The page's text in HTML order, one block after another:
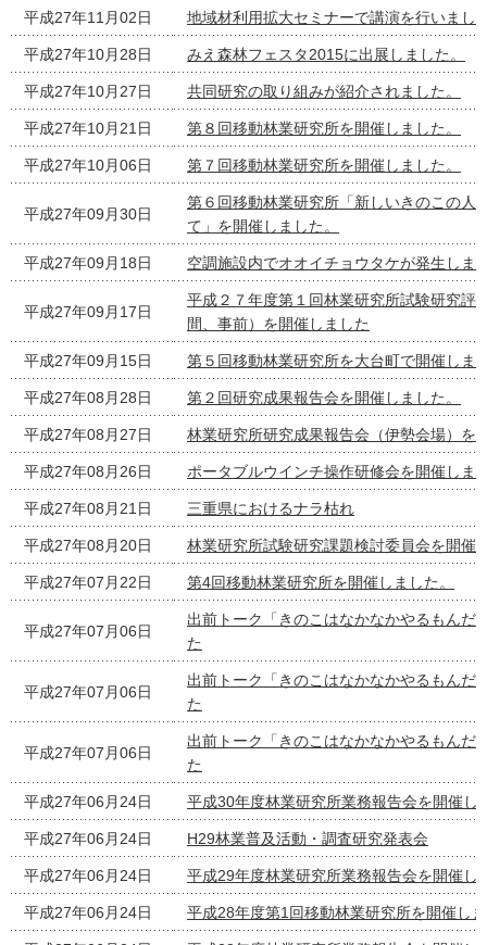
平成27年11月02日 地域材利用拡大セミナーで講演を行いまし
平成27年10月28日 みえ森林フェスタ2015に出展しました。
平成27年10月27日 共同研究の取り組みが紹介されました。
平成27年10月21日 第８回移動林業研究所を開催しました。
平成27年10月06日 第７回移動林業研究所を開催しました。
平成27年09月30日
第６回移動林業研究所「新しいきのこの人
て」を開催しました。
平成27年09月18日 空調施設内でオオイチョウタケが発生しま
平成27年09月17日
平成２７年度第１回林業研究所試験研究評
間、事前）を開催しました
平成27年09月15日 第５回移動林業研究所を大台町で開催しま
平成27年08月28日 第２回研究成果報告会を開催しました。
平成27年08月27日 林業研究所研究成果報告会（伊勢会場）を
平成27年08月26日 ポータブルウインチ操作研修会を開催しま
平成27年08月21日 三重県におけるナラ枯れ
平成27年08月20日 林業研究所試験研究課題検討委員会を開催
平成27年07月22日 第4回移動林業研究所を開催しました。
平成27年07月06日
出前トーク「きのこはなかなかやるもんだ
た
平成27年07月06日
出前トーク「きのこはなかなかやるもんだ
た
平成27年07月06日
出前トーク「きのこはなかなかやるもんだ
た
平成27年06月24日 平成30年度林業研究所業務報告会を開催し
平成27年06月24日 H29林業普及活動・調査研究発表会
平成27年06月24日 平成29年度林業研究所業務報告会を開催し
平成27年06月24日 平成28年度第1回移動林業研究所を開催し